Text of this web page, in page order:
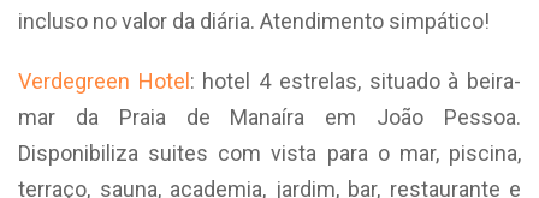
incluso no valor da diária. Atendimento simpático!
Verdegreen Hotel : hotel 4 estrelas, situado à beira-
mar da Praia de Manaíra em João Pessoa.
Disponibiliza suites com vista para o mar, piscina,
terraço, sauna, academia, jardim, bar, restaurante e